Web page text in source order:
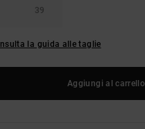
39
la guida alle taglie
Aggiungi al carrello